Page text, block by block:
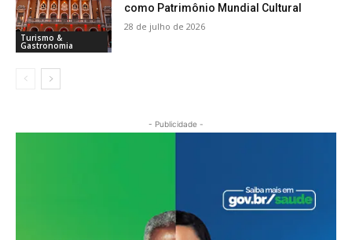
Turismo &
Gastronomia
como Patrimônio Mundial Cultural
28 de julho de 2026
- Publicidade -